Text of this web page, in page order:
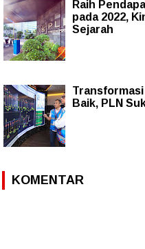
Raih
pada 2022,
Sejarah
Baik, PLN
KOMENTAR